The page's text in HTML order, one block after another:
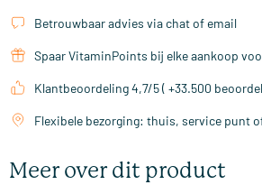
Betrouwbaar advies via chat of email
Spaar VitaminPoints bij elke aankoop
Klantbeoordeling 4,7/5 ( +33.500
Flexibele bezorging: thuis, service punt
Meer over dit product